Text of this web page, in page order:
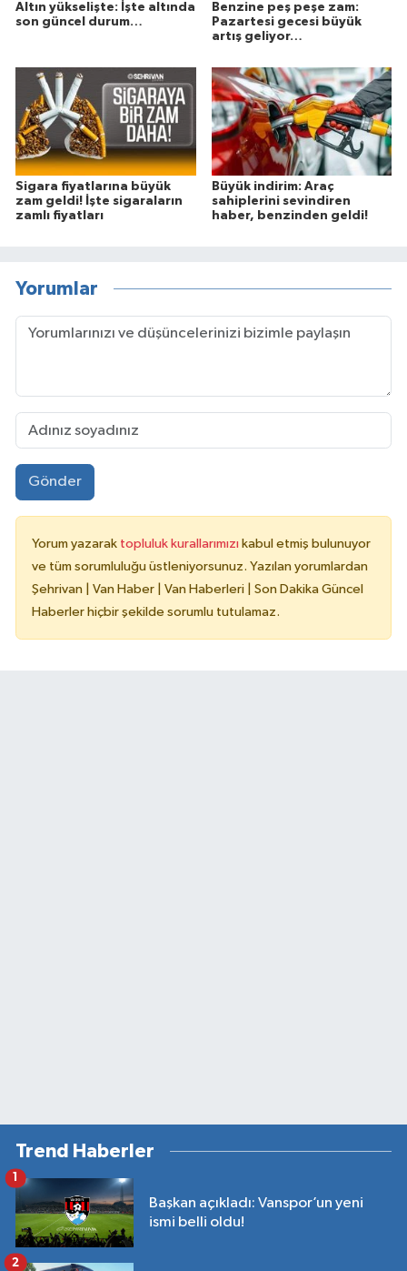
Altın yükselişte: İşte altında
son güncel durum…
Benzine peş peşe zam:
Pazartesi gecesi büyük
artış geliyor…
Sigara fiyatlarına büyük
zam geldi! İşte sigaraların
zamlı fiyatları
Büyük indirim: Araç
sahiplerini sevindiren
haber, benzinden geldi!
Yorumlar
Gönder
Yorum yazarak topluluk kurallarımızı kabul etmiş bulunuyor
ve tüm sorumluluğu üstleniyorsunuz. Yazılan yorumlardan
Şehrivan | Van Haber | Van Haberleri | Son Dakika Güncel
Haberler hiçbir şekilde sorumlu tutulamaz.
Trend Haberler
Başkan açıkladı: Vanspor’un yeni
ismi belli oldu!
1
2